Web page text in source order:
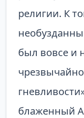
религии. К
был вовсе и
блаженный